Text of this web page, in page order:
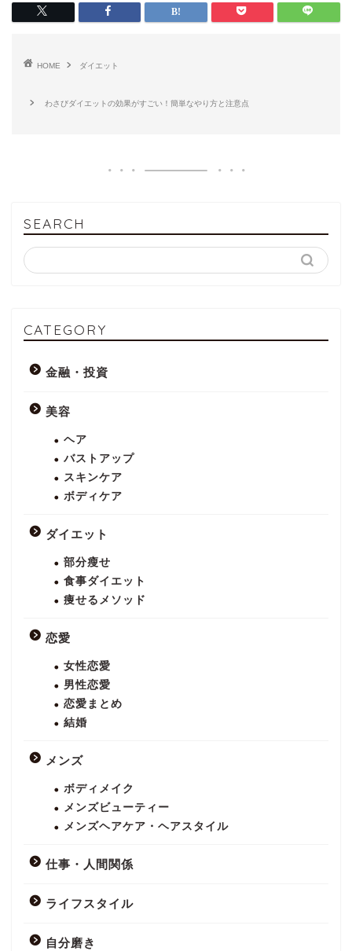
HOME ダイエット
わさびダイエットの効果がすごい！簡単なやり方と注意点
SEARCH
CATEGORY
金融・投資
美容
ヘア
バストアップ
スキンケア
ボディケア
ダイエット
部分瘦せ
食事ダイエット
痩せるメソッド
恋愛
女性恋愛
男性恋愛
恋愛まとめ
結婚
メンズ
ボディメイク
メンズビューティー
メンズヘアケア・ヘアスタイル
仕事・人間関係
ライフスタイル
自分磨き